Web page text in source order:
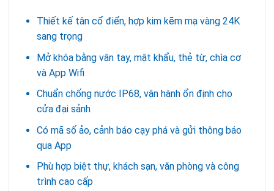
Thiết kế tân cổ điển, hợp kim kẽm mạ vàng 24K
sang trọng
Mở khóa bằng vân tay, mật khẩu, thẻ từ, chìa cơ
và App Wifi
Chuẩn chống nước IP68, vận hành ổn định cho
cửa đại sảnh
Có mã số ảo, cảnh báo cạy phá và gửi thông báo
qua App
Phù hợp biệt thự, khách sạn, văn phòng và công
trình cao cấp